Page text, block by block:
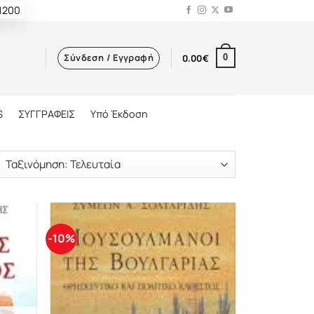
Σύνδεση / Εγγραφή 0.00€ 0
ΣΥΓΓΡΑΦΕΙΣ Υπό Έκδοση
-10%